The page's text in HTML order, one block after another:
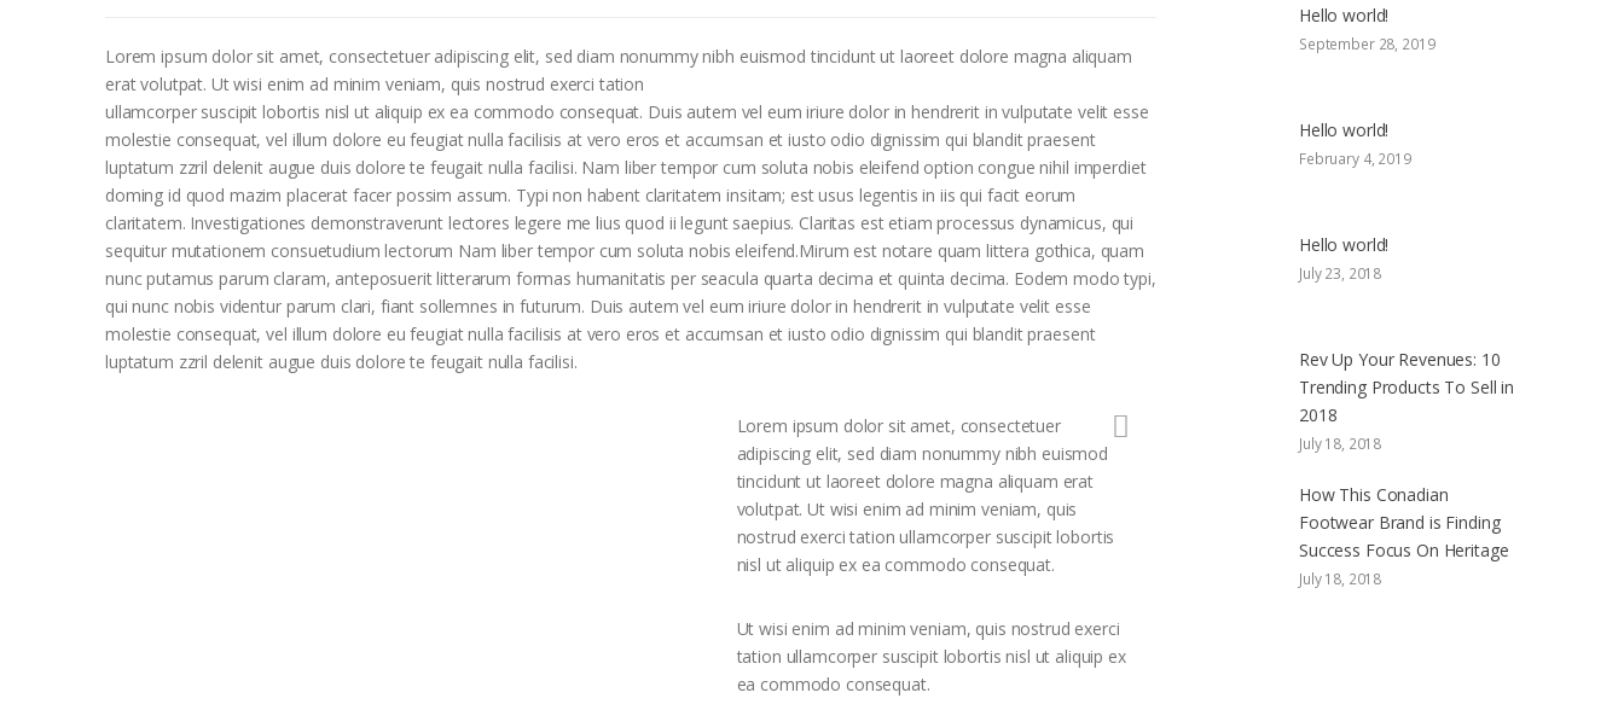
Lorem ipsum dolor sit amet, consectetuer adipiscing elit, sed diam nonummy nibh euismod tincidunt ut laoreet dolore magna aliquam
erat volutpat. Ut wisi enim ad minim veniam, quis nostrud exerci tation
ullamcorper suscipit lobortis nisl ut aliquip ex ea commodo consequat. Duis autem vel eum iriure dolor in hendrerit in vulputate velit esse
molestie consequat, vel illum dolore eu feugiat nulla facilisis at vero eros et accumsan et iusto odio dignissim qui blandit praesent
luptatum zzril delenit augue duis dolore te feugait nulla facilisi. Nam liber tempor cum soluta nobis eleifend option congue nihil imperdiet
doming id quod mazim placerat facer possim assum. Typi non habent claritatem insitam; est usus legentis in iis qui facit eorum
claritatem. Investigationes demonstraverunt lectores legere me lius quod ii legunt saepius. Claritas est etiam processus dynamicus, qui
sequitur mutationem consuetudium lectorum Nam liber tempor cum soluta nobis eleifend.Mirum est notare quam littera gothica, quam
nunc putamus parum claram, anteposuerit litterarum formas humanitatis per seacula quarta decima et quinta decima. Eodem modo typi,
qui nunc nobis videntur parum clari, fiant sollemnes in futurum. Duis autem vel eum iriure dolor in hendrerit in vulputate velit esse
molestie consequat, vel illum dolore eu feugiat nulla facilisis at vero eros et accumsan et iusto odio dignissim qui blandit praesent
luptatum zzril delenit augue duis dolore te feugait nulla facilisi.
Lorem ipsum dolor sit amet, consectetuer
adipiscing elit, sed diam nonummy nibh euismod
tincidunt ut laoreet dolore magna aliquam erat
volutpat. Ut wisi enim ad minim veniam, quis
nostrud exerci tation ullamcorper suscipit lobortis
nisl ut aliquip ex ea commodo consequat.
Ut wisi enim ad minim veniam, quis nostrud exerci
tation ullamcorper suscipit lobortis nisl ut aliquip ex
ea commodo consequat.
Hello world!
September 28, 2019
Hello world!
February 4, 2019
Hello world!
July 23, 2018
Rev Up Your Revenues: 10
Trending Products To Sell in
2018
July 18, 2018
How This Conadian
Footwear Brand is Finding
Success Focus On Heritage
July 18, 2018